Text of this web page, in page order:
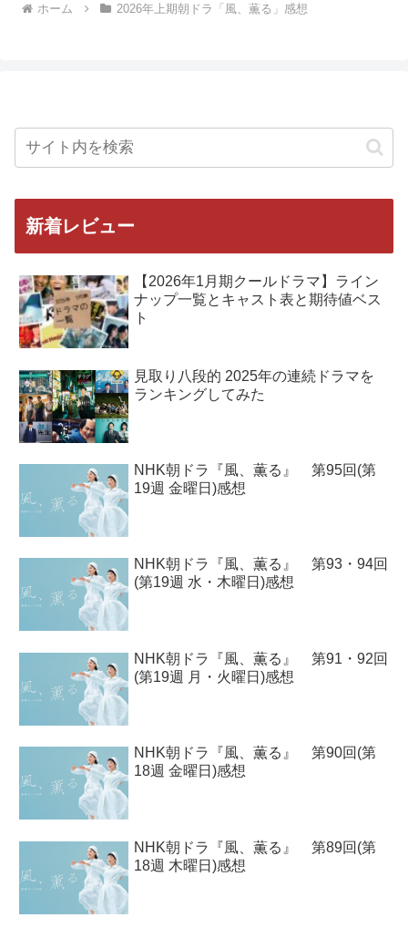
ホーム 2026年上期朝ドラ「風、薫る」感想
新着レビュー
【2026年1月期クールドラマ】ライン
ナップ一覧とキャスト表と期待値ベス
ト
見取り八段的 2025年の連続ドラマを
ランキングしてみた
NHK朝ドラ『風、薫る』 第95回(第
19週 金曜日)感想
NHK朝ドラ『風、薫る』 第93・94回
(第19週 水・木曜日)感想
NHK朝ドラ『風、薫る』 第91・92回
(第19週 月・火曜日)感想
NHK朝ドラ『風、薫る』 第90回(第
18週 金曜日)感想
NHK朝ドラ『風、薫る』 第89回(第
18週 木曜日)感想